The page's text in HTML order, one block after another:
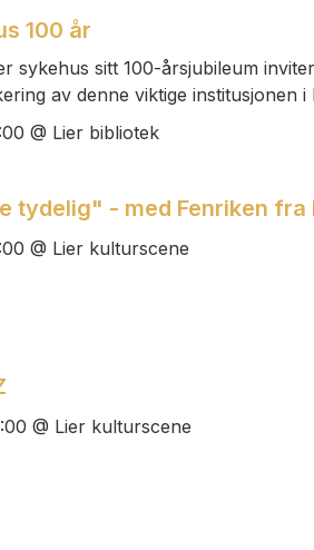
100 år
sykehus sitt 100-årsjubileum
av denne viktige institusjonen i
@ Lier bibliotek
tydelig" - med Fenriken fra
@ Lier kulturscene
@ Lier kulturscene